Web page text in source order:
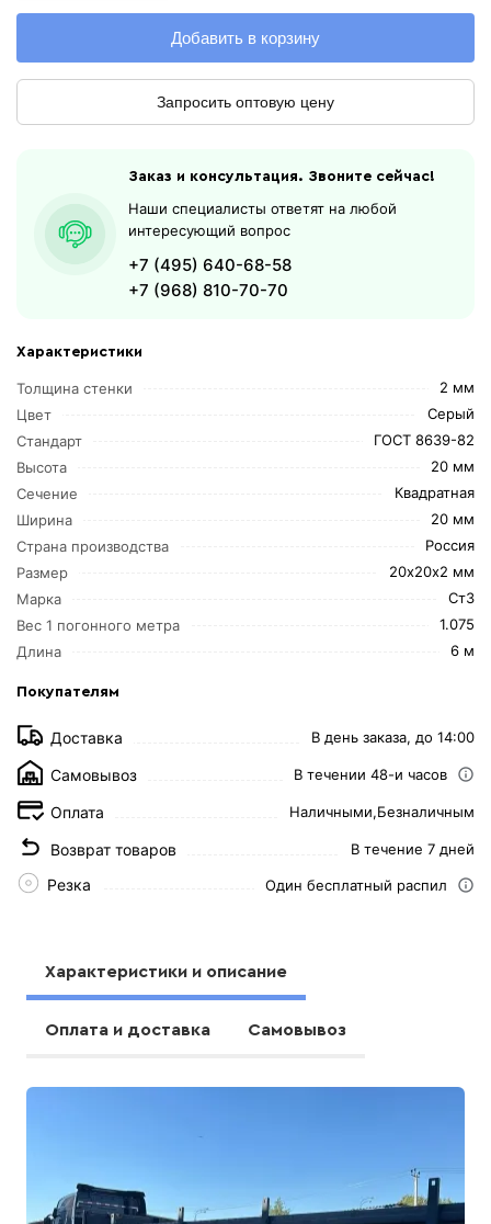
Характеристики
Толщина стенки
2 мм
Цвет
Серый
Стандарт
ГОСТ 8639-82
Высота
20 мм
Сечение
Квадратная
Ширина
20 мм
Страна производства
Россия
Размер
20х20х2 мм
Марка
Ст3
Вес 1 погонного метра
1.075
Длина
6 м
Покупателям
Доставка В день заказа, до 14:00
Самовывоз В течении 48-и часов
Оплата Наличными,Безналичным
Возврат товаров В течение 7 дней
Резка Один бесплатный распил
Добавить в корзину
Запросить оптовую цену
Заказ и консультация. Звоните сейчас!
Наши специалисты ответят на любой
интересующий вопрос
+7 (495) 640-68-58
+7 (968) 810-70-70
Характеристики и описание
Оплата и доставка Самовывоз